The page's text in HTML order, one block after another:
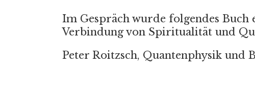
Im Gespräch wurde folgendes
Verbindung von Spiritualität und
Peter Roitzsch, Quantenphysik und